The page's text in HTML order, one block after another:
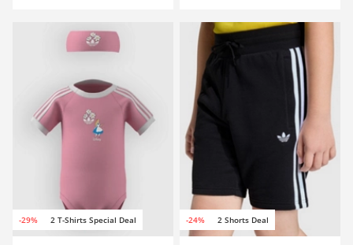
-29% 2 T-Shirts Special Deal -24% 2 Shorts Deal